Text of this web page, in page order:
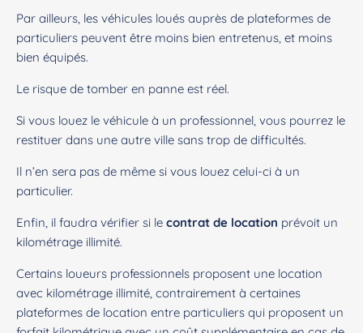
Par ailleurs, les véhicules loués auprès de plateformes de
particuliers peuvent être moins bien entretenus, et moins
bien équipés.
Le risque de tomber en panne est réel.
Si vous louez le véhicule à un professionnel, vous pourrez le
restituer dans une autre ville sans trop de difficultés.
Il n’en sera pas de même si vous louez celui-ci à un
particulier.
Enfin, il faudra vérifier si le contrat de location prévoit un
kilométrage illimité.
Certains loueurs professionnels proposent une location
avec kilométrage illimité, contrairement à certaines
plateformes de location entre particuliers qui proposent un